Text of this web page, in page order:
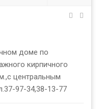
доме по
кирпичного
центральным
97-34,38-13-77